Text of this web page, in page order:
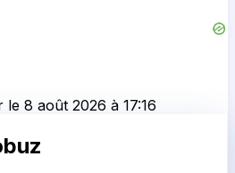
le 8 août 2026 à 17:16